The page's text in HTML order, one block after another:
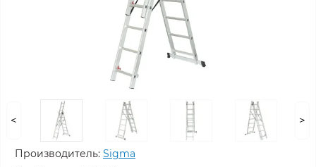
< >
Производитель: Sigma